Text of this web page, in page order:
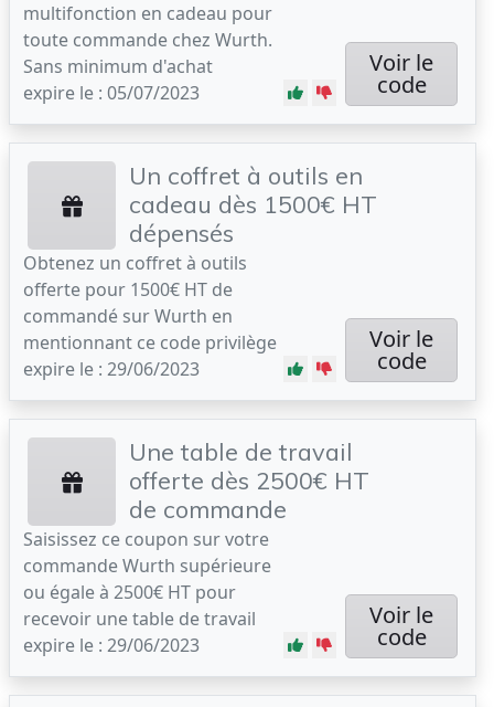
multifonction en cadeau pour
toute commande chez Wurth.
Sans minimum d'achat
expire le : 05/07/2023
Voir le
code
Un coffret à outils en
cadeau dès 1500€ HT
dépensés
Obtenez un coffret à outils
offerte pour 1500€ HT de
commandé sur Wurth en
mentionnant ce code privilège
expire le : 29/06/2023
Voir le
code
Une table de travail
offerte dès 2500€ HT
de commande
Saisissez ce coupon sur votre
commande Wurth supérieure
ou égale à 2500€ HT pour
recevoir une table de travail
expire le : 29/06/2023
Voir le
code